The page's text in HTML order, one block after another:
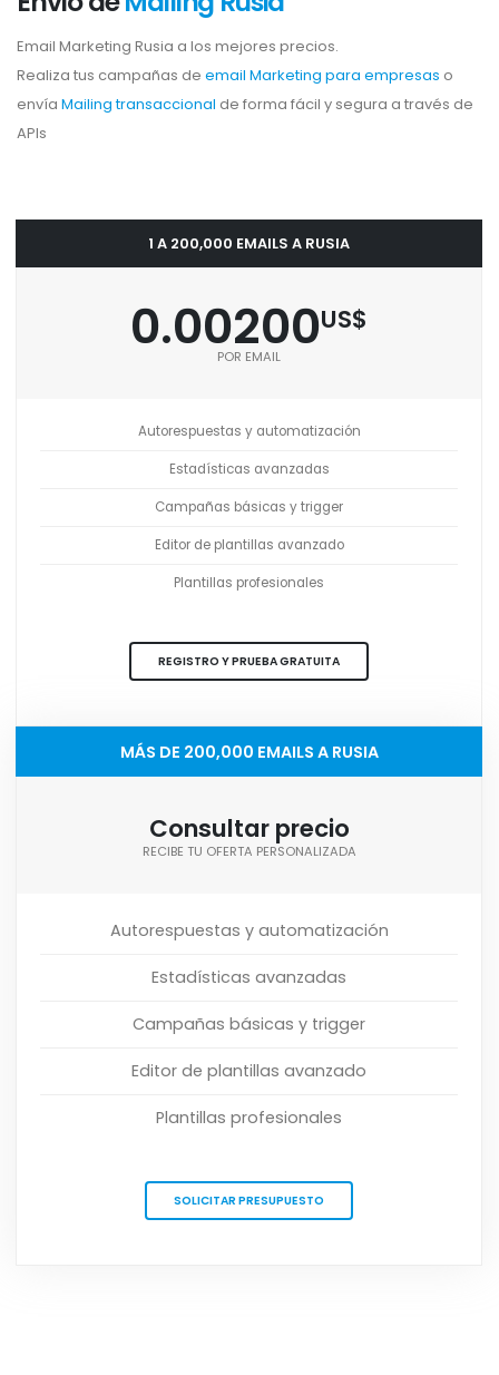
Email Marketing Rusia a los mejores precios.
Realiza tus campañas de email Marketing para empresas o
envía Mailing transaccional de forma fácil y segura a través de
APIs
1 A 200,000 EMAILS A RUSIA
0.00200US$
POR EMAIL
Autorespuestas y automatización
Estadísticas avanzadas
Campañas básicas y trigger
Editor de plantillas avanzado
Plantillas profesionales
REGISTRO Y PRUEBA GRATUITA
MÁS DE 200,000 EMAILS A RUSIA
Consultar precio
RECIBE TU OFERTA PERSONALIZADA
Autorespuestas y automatización
Estadísticas avanzadas
Campañas básicas y trigger
Editor de plantillas avanzado
Plantillas profesionales
SOLICITAR PRESUPUESTO